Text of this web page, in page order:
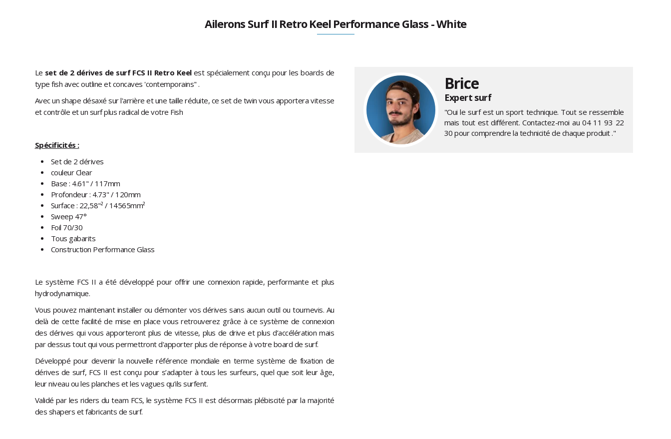
Ailerons Surf II Retro Keel Performance Glass - White
Le set de 2 dérives de surf FCS II Retro Keelest spécialement conçu pour les boards de
type fish avec outline et concaves 'contemporains" .
Avec un shape désaxé sur l'arrière et une taille réduite, ce set de twin vous apportera vitesse
et contrôle et un surf plus radical de votre Fish
Spécificités :
Set de 2 dérives
couleur Clear
Base : 4.61" / 117mm
Profondeur : 4.73" / 120mm
Surface : 22,58"² / 14565mm²
Sweep 47°
Foil 70/30
Tous gabarits
Construction Performance Glass
Le système FCS II a été développé pour offrir une connexion rapide, performante et plus
hydrodynamique.
Vous pouvez maintenant installer ou démonter vos dérives sans aucun outil ou tournevis. Au
delà de cette facilité de mise en place vous retrouverez grâce à ce système de connexion
des dérives qui vous apporteront plus de vitesse, plus de drive et plus d’accélération mais
par dessus tout qui vous permettront d'apporter plus de réponse à votre board de surf.
Développé pour devenir la nouvelle référence mondiale en terme système de fixation de
dérives de surf, FCS II est conçu pour s’adapter à tous les surfeurs, quel que soit leur âge,
leur niveau ou les planches et les vagues qu’ils surfent.
Validé par les riders du team FCS, le système FCS II est désormais plébiscité par la majorité
des shapers et fabricants de surf.
Brice
Expert surf
"Oui le surf est un sport technique. Tout se ressemble
mais tout est différent. Contactez-moi au04 11 93 22
30 pour comprendre la technicité de chaque produit ."